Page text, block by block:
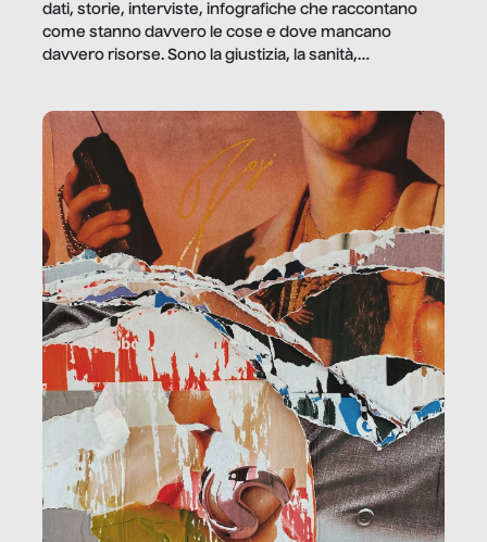
dati, storie, interviste, infografiche che raccontano
come stanno davvero le cose e dove mancano
davvero risorse. Sono la giustizia, la sanità,